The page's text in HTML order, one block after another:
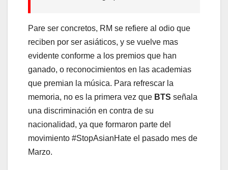
Pare ser concretos, RM se refiere al odio que
reciben por ser asiáticos, y se vuelve mas
evidente conforme a los premios que han
ganado, o reconocimientos en las academias
que premian la música. Para refrescar la
memoria, no es la primera vez que BTS señala
una discriminación en contra de su
nacionalidad, ya que formaron parte del
movimiento #StopAsianHate el pasado mes de
Marzo.